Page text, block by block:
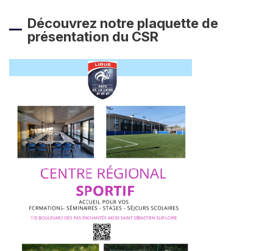
Découvrez notre plaquette de
présentation du CSR